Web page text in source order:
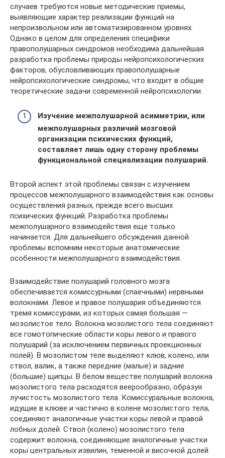
случаев требуются новые методические приемы,
выявляющие характер реализации функций на
непроизвольном или автоматизированном уровнях.
Однако в целом для определения специфики
правополушарных синдромов необходима дальнейшая
разработка проблемы природы нейропсихологических
факторов, обусловливающих правополушарные
нейропсихологические синдромы, что входит в общие
теоретические задачи современной нейропсихологии.
Изучение межполушарной асимметрии, или
межполушарных различий мозговой
организации психических функций,
составляет лишь одну сторону проблемы
функциональной специализации полушарий.
Второй аспект этой проблемы связан с изучением
процессов межполушарного взаимодействия как основы
осуществления разных, прежде всего высших
психических функций. Разработка проблемы
межполушарного взаимодействия еще только
начинается. Для дальнейшего обсуждения данной
проблемы вспомним некоторые анатомические
особенности межполушарного взаимодействия.
Взаимодействие полушарий головного мозга
обеспечивается комиссурными (спаечными) нервными
волокнами. Левое и правое полушария объединяются
тремя комиссурами, из которых самая большая —
мозолистое тело. Волокна мозолистого тела соединяют
все гомотопические области коры левого и правого
полушарий (за исключением первичных проекционных
полей). В мозолистом теле выделяют клюв, колено, или
ствол, валик, а также передние (малые) и задние
(большие) щипцы. В белом веществе полушарий волокна
мозолистого тела расходятся веерообразно, образуя
лучистость мозолистого тела. Комиссуральные волокна,
идущие в клюве и частично в колене мозолистого тела,
соединяют аналогичные участки коры левой и правой
лобных долей. Ствол (колено) мозолистого тела
содержит волокна, соединяющие аналогичные участки
коры центральных извилин, теменной и височной долей